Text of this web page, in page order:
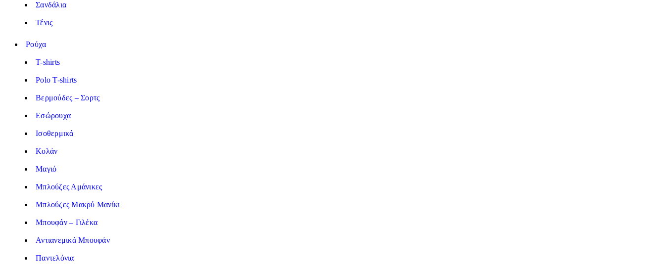
Σανδάλια
Τένις
Ρούχα
T-shirts
Polo T-shirts
Βερμούδες – Σορτς
Εσώρουχα
Ισοθερμικά
Κολάν
Μαγιό
Μπλούζες Αμάνικες
Μπλούζες Μακρύ Μανίκι
Μπουφάν – Γιλέκα
Αντιανεμικά Μπουφάν
Παντελόνια